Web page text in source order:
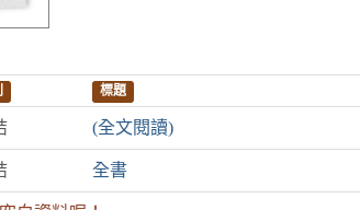
標題
(全文閱讀)
全書